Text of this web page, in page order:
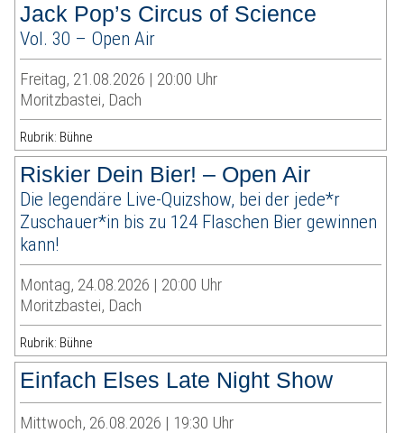
Jack Pop’s Circus of Science
Vol. 30 – Open Air
Freitag, 21.08.2026 | 20:00 Uhr
Moritzbastei, Dach
Rubrik: Bühne
Riskier Dein Bier! – Open Air
Die legendäre Live-Quizshow, bei der jede*r
Zuschauer*in bis zu 124 Flaschen Bier gewinnen
kann!
Montag, 24.08.2026 | 20:00 Uhr
Moritzbastei, Dach
Rubrik: Bühne
Einfach Elses Late Night Show
Mittwoch, 26.08.2026 | 19:30 Uhr